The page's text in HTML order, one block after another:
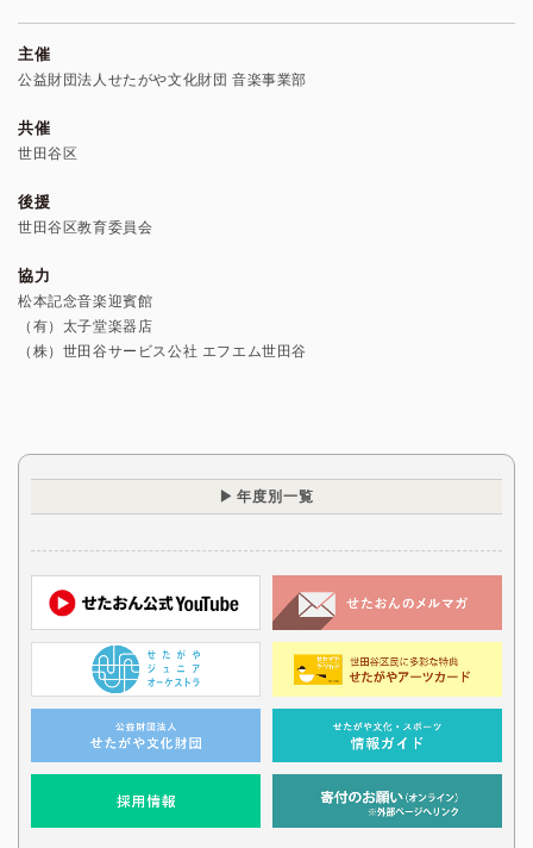
主催
公益財団法人せたがや文化財団 音楽事業部
共催
世田谷区
後援
世田谷区教育委員会
協力
松本記念音楽迎賓館
（有）太子堂楽器店
（株）世田谷サービス公社 エフエム世田谷
年度別一覧